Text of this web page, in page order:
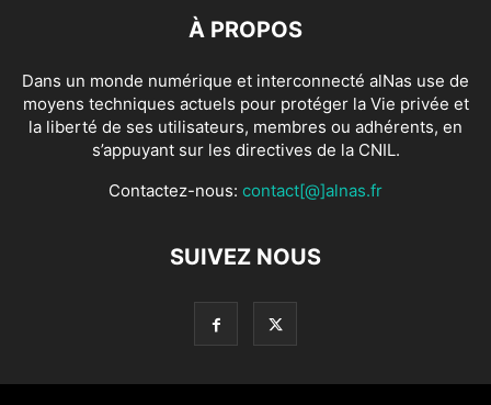
À PROPOS
Dans un monde numérique et interconnecté alNas use de
moyens techniques actuels pour protéger la Vie privée et
la liberté de ses utilisateurs, membres ou adhérents, en
s’appuyant sur les directives de la CNIL.
Contactez-nous: contact[@]alnas.fr
SUIVEZ NOUS